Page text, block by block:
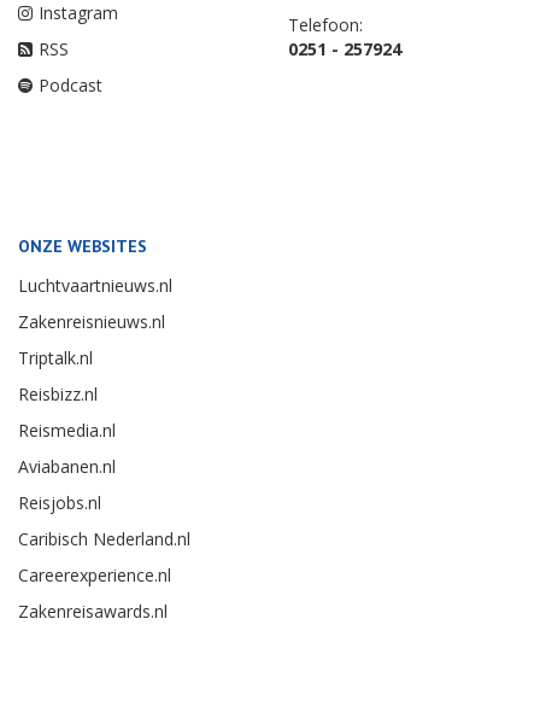
Instagram
RSS
Podcast
Telefoon:
0251 - 257924
ONZE WEBSITES
Luchtvaartnieuws.nl
Zakenreisnieuws.nl
Triptalk.nl
Reisbizz.nl
Reismedia.nl
Aviabanen.nl
Reisjobs.nl
Caribisch Nederland.nl
Careerexperience.nl
Zakenreisawards.nl